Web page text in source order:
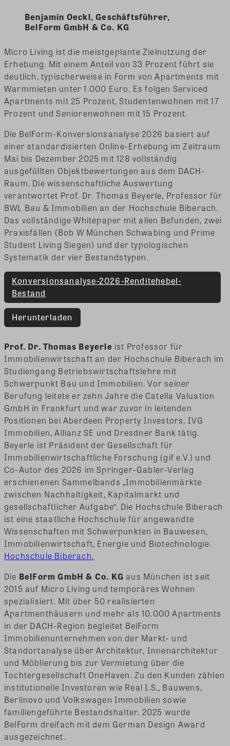
Benjamin Oeckl, Geschäftsführer,
BelForm GmbH & Co. KG
Micro Living ist die meistgeplante Zielnutzung der
Erhebung. Mit einem Anteil von 33 Prozent führt sie
deutlich, typischerweise in Form von Apartments mit
Warmmieten unter 1.000 Euro. Es folgen Serviced
Apartments mit 25 Prozent, Studentenwohnen mit 17
Prozent und Seniorenwohnen mit 15 Prozent.
Die BelForm-Konversionsanalyse 2026 basiert auf
einer standardisierten Online-Erhebung im Zeitraum
Mai bis Dezember 2025 mit 128 vollständig
ausgefüllten Objektbewertungen aus dem DACH-
Raum. Die wissenschaftliche Auswertung
verantwortet Prof. Dr. Thomas Beyerle, Professor für
BWL Bau & Immobilien an der Hochschule Biberach.
Das vollständige Whitepaper mit allen Befunden, zwei
Praxisfällen (Bob W München Schwabing und Prime
Student Living Siegen) und der typologischen
Systematik der vier Bestandstypen.
Konversionsanalyse-2026-Renditehebel-
Bestand
Herunterladen
Prof. Dr. Thomas Beyerle ist Professor für
Immobilienwirtschaft an der Hochschule Biberach im
Studiengang Betriebswirtschaftslehre mit
Schwerpunkt Bau und Immobilien. Vor seiner
Berufung leitete er zehn Jahre die Catella Valuation
GmbH in Frankfurt und war zuvor in leitenden
Positionen bei Aberdeen Property Investors, IVG
Immobilien, Allianz SE und Dresdner Bank tätig.
Beyerle ist Präsident der Gesellschaft für
Immobilienwirtschaftliche Forschung (gif e.V.) und
Co-Autor des 2026 im Springer-Gabler-Verlag
erschienenen Sammelbands „Immobilienmärkte
zwischen Nachhaltigkeit, Kapitalmarkt und
gesellschaftlicher Aufgabe“. Die Hochschule Biberach
ist eine staatliche Hochschule für angewandte
Wissenschaften mit Schwerpunkten in Bauwesen,
Immobilienwirtschaft, Energie und Biotechnologie.
Hochschule Biberach.
Die BelForm GmbH & Co. KG aus München ist seit
2015 auf Micro Living und temporäres Wohnen
spezialisiert. Mit über 50 realisierten
Apartmenthäusern und mehr als 10.000 Apartments
in der DACH-Region begleitet BelForm
Immobilienunternehmen von der Markt- und
Standortanalyse über Architektur, Innenarchitektur
und Möblierung bis zur Vermietung über die
Tochtergesellschaft OneHaven. Zu den Kunden zählen
institutionelle Investoren wie Real I.S., Bauwens,
Berlinovo und Volkswagen Immobilien sowie
familiengeführte Bestandshalter. 2025 wurde
BelForm dreifach mit dem German Design Award
ausgezeichnet.